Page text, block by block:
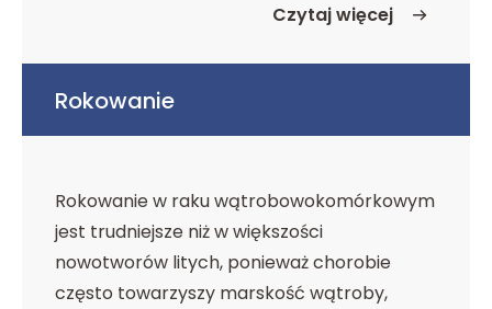
Czytaj więcej
o Postępowanie po
Rokowanie
Rokowanie w raku wątrobowokomórkowym
jest trudniejsze niż w większości
nowotworów litych, ponieważ chorobie
często towarzyszy marskość wątroby,